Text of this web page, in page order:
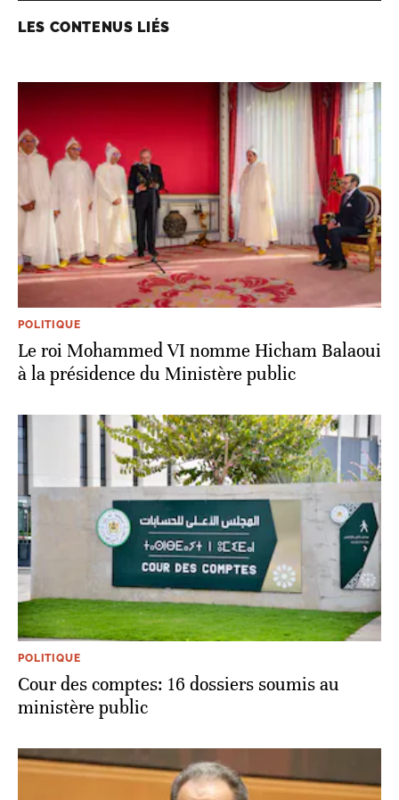
LES CONTENUS LIÉS
POLITIQUE
Le roi Mohammed VI nomme Hicham Balaoui
à la présidence du Ministère public
POLITIQUE
Cour des comptes: 16 dossiers soumis au
ministère public